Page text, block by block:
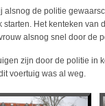
de politie
Het kenteken van
alsnog snel door de
zijn door de politie in
voertuig was al weg.